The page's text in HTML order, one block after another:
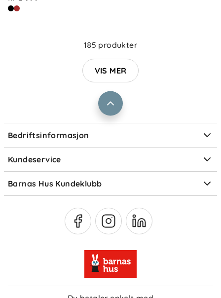
185 produkter
VIS MER
Bedriftsinformasjon
Om oss
Vårt samfunnsansvar
Jobbe i Barnas Hus
Størrelsesguider
Kundeservice
Ofte stilte spørsmål
Om Klarna
Barnas Hus Kundeklubb
Medlemsvilkår